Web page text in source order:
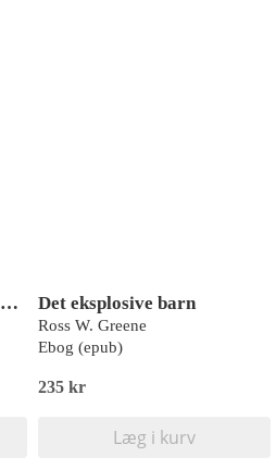
Det underdanige og det magtfulde Det eksplosive barn
Ross W. Greene
Ebog (epub)
235 kr
Læg i kurv